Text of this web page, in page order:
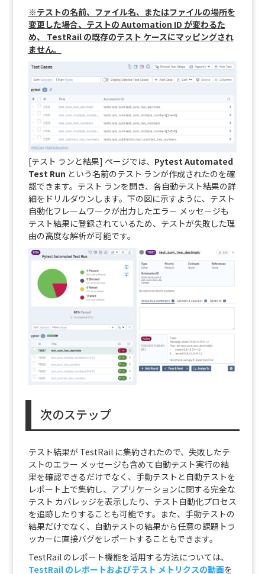
※テストの名前、ファイル名、またはファイルの場所を
変更した場合、テストの Automation ID が変わるた
め、 TestRail の既存のテスト ケースにマッピングされ
ません。
[テスト ランと結果] ページでは、 Pytest Automated
Test Run という名前のテスト ランが作成されたのを確
認できます。テスト ランを開き、各自動テスト結果の詳
細をドリルダウンします。下の図に示すように、テスト
自動化フレームワークが出力したエラー メッセージも
テスト結果に登録されているため、テストが失敗した理
由の高度な解析が可能です。
次のステップ
テスト結果が TestRail に集約されたので、失敗したテ
ストのエラー メッセージも含めて自動テスト実行の結
果を確認できるだけでなく、手動テストと自動テストを
レポート上で集約し、アプリケーションに関する完全な
テスト カバレッジを表示したり、テスト自動化プロセス
を追跡したりすることも可能です。また、手動テストの
結果だけでなく、自動テストの結果から任意の課題トラ
ッカーに直接バグをレポートすることもできます。
TestRail のレポート機能を活用する方法については、
TestRail のレポートおよびテスト メトリクスの動画を